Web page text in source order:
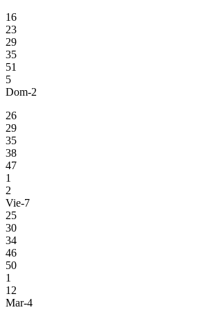
16
23
29
35
51
5
Dom-2
26
29
35
38
47
1
2
Vie-7
25
30
34
46
50
1
12
Mar-4